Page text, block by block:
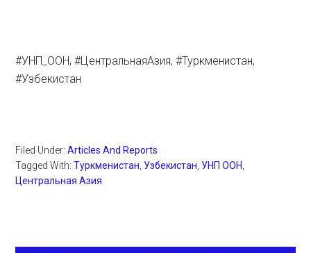
#УНП_ООН, #ЦентральнаяАзия, #Туркменистан,
#Узбекистан
Filed Under:Articles And Reports
Tagged With:Туркменистан Узбекистан УНП ООН
Центральная Азия